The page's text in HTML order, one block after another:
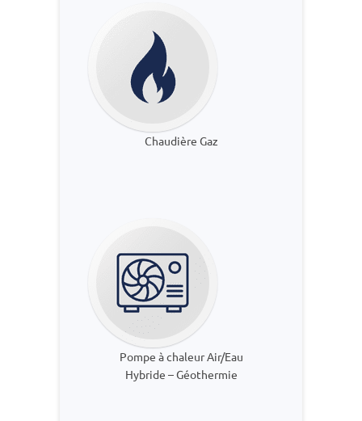
Chaudière Gaz
Pompe à chaleur Air/Eau
Hybride – Géothermie